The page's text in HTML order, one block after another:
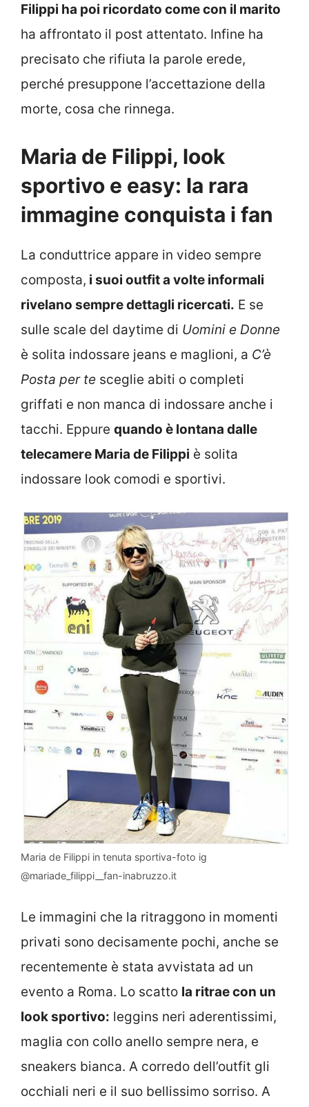
Filippi ha poi ricordato come con il marito
ha affrontato il post attentato. Infine ha
precisato che rifiuta la parole erede,
perché presuppone l’accettazione della
morte, cosa che rinnega.
Maria de Filippi, look
sportivo e easy: la rara
immagine conquista i fan
La conduttrice appare in video sempre
composta, i suoi outfit a volte informali
rivelano sempre dettagli ricercati. E se
sulle scale del daytime di Uomini e Donne
è solita indossare jeans e maglioni, a C’è
Posta per te sceglie abiti o completi
griffati e non manca di indossare anche i
tacchi. Eppure quando è lontana dalle
telecamere Maria de Filippi è solita
indossare look comodi e sportivi.
Maria de Filippi in tenuta sportiva-foto ig
@mariade_filippi__fan-inabruzzo.it
Le immagini che la ritraggono in momenti
privati sono decisamente pochi, anche se
recentemente è stata avvistata ad un
evento a Roma. Lo scatto la ritrae con un
look sportivo: leggins neri aderentissimi,
maglia con collo anello sempre nera, e
sneakers bianca. A corredo dell’outfit gli
occhiali neri e il suo bellissimo sorriso. A